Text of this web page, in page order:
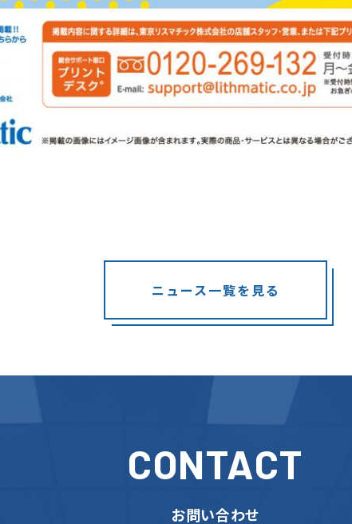
ニュース一覧を見る
CONTACT
お問い合わせ